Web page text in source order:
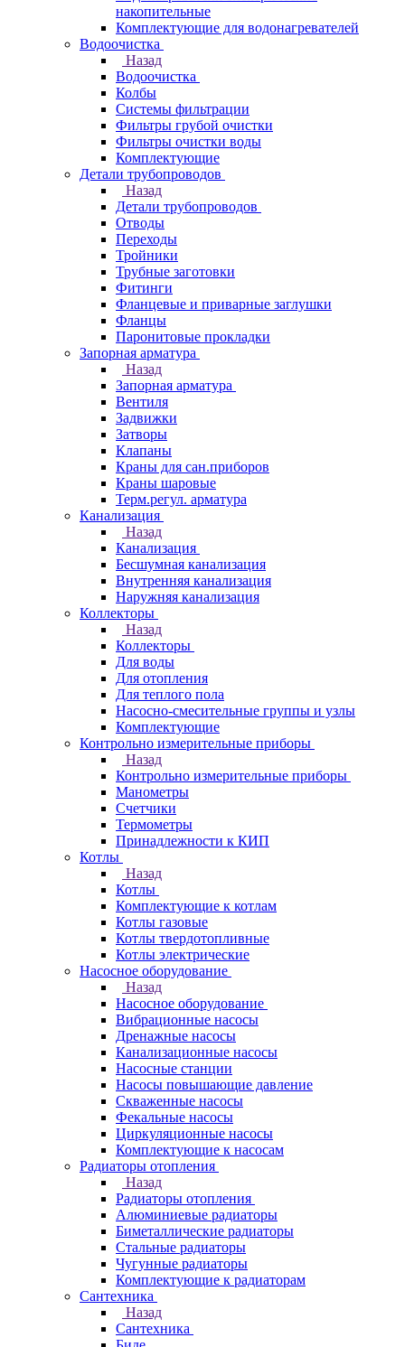
накопительные
Комплектующие для водонагревателей
Водоочистка
Назад
Водоочистка
Колбы
Системы фильтрации
Фильтры грубой очистки
Фильтры очистки воды
Комплектующие
Детали трубопроводов
Назад
Детали трубопроводов
Отводы
Переходы
Тройники
Трубные заготовки
Фитинги
Фланцевые и приварные заглушки
Фланцы
Паронитовые прокладки
Запорная арматура
Назад
Запорная арматура
Вентиля
Задвижки
Затворы
Клапаны
Краны для сан.приборов
Краны шаровые
Терм.регул. арматура
Канализация
Назад
Канализация
Бесшумная канализация
Внутренняя канализация
Наружняя канализация
Коллекторы
Назад
Коллекторы
Для воды
Для отопления
Для теплого пола
Насосно-смесительные группы и узлы
Комплектующие
Контрольно измерительные приборы
Назад
Контрольно измерительные приборы
Манометры
Счетчики
Термометры
Принадлежности к КИП
Котлы
Назад
Котлы
Комплектующие к котлам
Котлы газовые
Котлы твердотопливные
Котлы электрические
Насосное оборудование
Назад
Насосное оборудование
Вибрационные насосы
Дренажные насосы
Канализационные насосы
Насосные станции
Насосы повышающие давление
Скваженные насосы
Фекальные насосы
Циркуляционные насосы
Комплектующие к насосам
Радиаторы отопления
Назад
Радиаторы отопления
Алюминиевые радиаторы
Биметаллические радиаторы
Стальные радиаторы
Чугунные радиаторы
Комплектующие к радиаторам
Сантехника
Назад
Сантехника